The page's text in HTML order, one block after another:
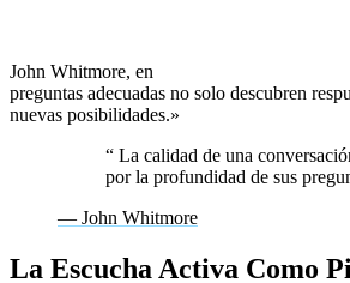
John Whitmore, en
preguntas adecuadas no solo descubren
nuevas posibilidades.»
“ La calidad de una
por la profundidad de sus
— John Whitmore
La Escucha Activa Como